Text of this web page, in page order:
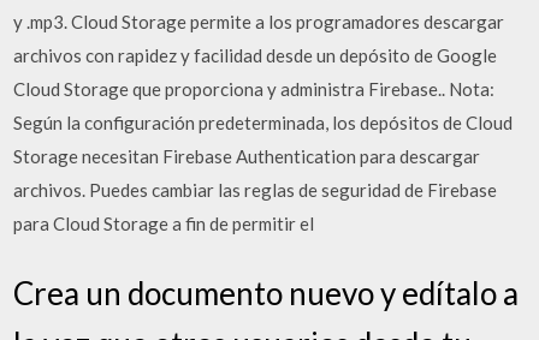
y .mp3. Cloud Storage permite a los programadores descargar
archivos con rapidez y facilidad desde un depósito de Google
Cloud Storage que proporciona y administra Firebase.. Nota:
Según la configuración predeterminada, los depósitos de Cloud
Storage necesitan Firebase Authentication para descargar
archivos. Puedes cambiar las reglas de seguridad de Firebase
para Cloud Storage a fin de permitir el
Crea un documento nuevo y edítalo a